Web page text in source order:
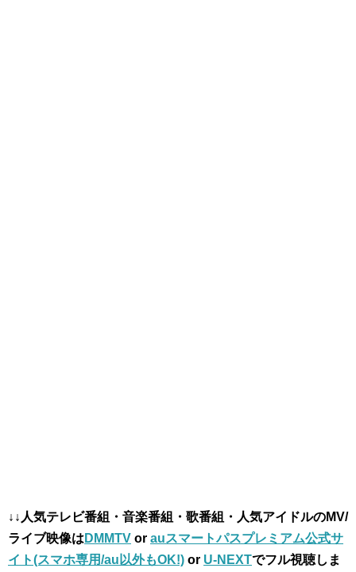
↓↓人気テレビ番組・音楽番組・歌番組・人気アイドルのMV/
ライブ映像は DMMTV or auスマートパスプレミアム公式サ
イト(スマホ専用/au以外もOK!) or U-NEXTでフル視聴しま